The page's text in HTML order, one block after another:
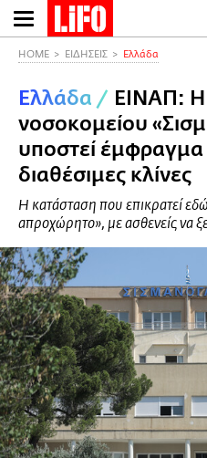
Παράκαμψη
προς
περιεχόμενο
HOME ΕΙΔΗΣΕΙΣ Ελλάδα
Ελλάδα / ΕΙΝΑΠ: Η
νοσοκομείου
υποστεί
διαθέσιμες κλίνες
Η κατάσταση που επικρατεί
απροχώρητο», με ασθενείς να